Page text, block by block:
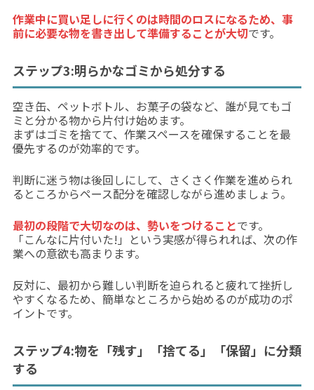
作業中に買い足しに行くのは時間のロスになるため、事
前に必要な物を書き出して準備することが大切です。
ステップ3:明らかなゴミから処分する
空き缶、ペットボトル、お菓子の袋など、誰が見てもゴ
ミと分かる物から片付け始めます。
まずはゴミを捨てて、作業スペースを確保することを最
優先するのが効率的です。
判断に迷う物は後回しにして、さくさく作業を進められ
るところからペース配分を確認しながら進めましょう。
最初の段階で大切なのは、勢いをつけることです。
「こんなに片付いた!」という実感が得られれば、次の作
業への意欲も高まります。
反対に、最初から難しい判断を迫られると疲れて挫折し
やすくなるため、簡単なところから始めるのが成功のポ
イントです。
ステップ4:物を「残す」「捨てる」「保留」に分類
する